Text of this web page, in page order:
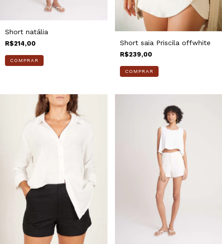
Short natália
R$214,00
COMPRAR
Short saia Priscila offwhite
R$239,00
COMPRAR